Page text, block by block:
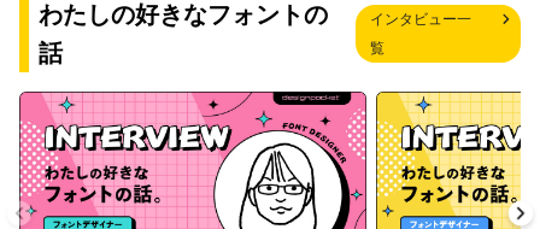
わたしの好きなフォントの
話
インタビュー一
覧